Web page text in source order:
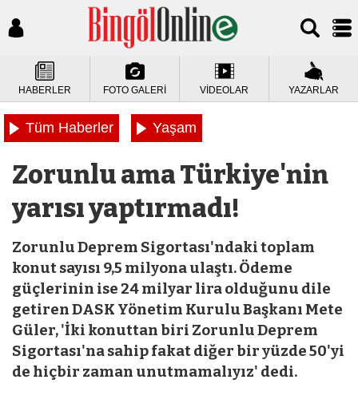
HABERLER FOTO GALERİ VİDEOLAR YAZARLAR
Tüm Haberler Yaşam
Zorunlu ama Türkiye'nin
yarısı yaptırmadı!
Zorunlu Deprem Sigortası'ndaki toplam
konut sayısı 9,5 milyona ulaştı. Ödeme
güçlerinin ise 24 milyar lira olduğunu dile
getiren DASK Yönetim Kurulu Başkanı Mete
Güler, 'İki konuttan biri Zorunlu Deprem
Sigortası'na sahip fakat diğer bir yüzde 50'yi
de hiçbir zaman unutmamalıyız' dedi.